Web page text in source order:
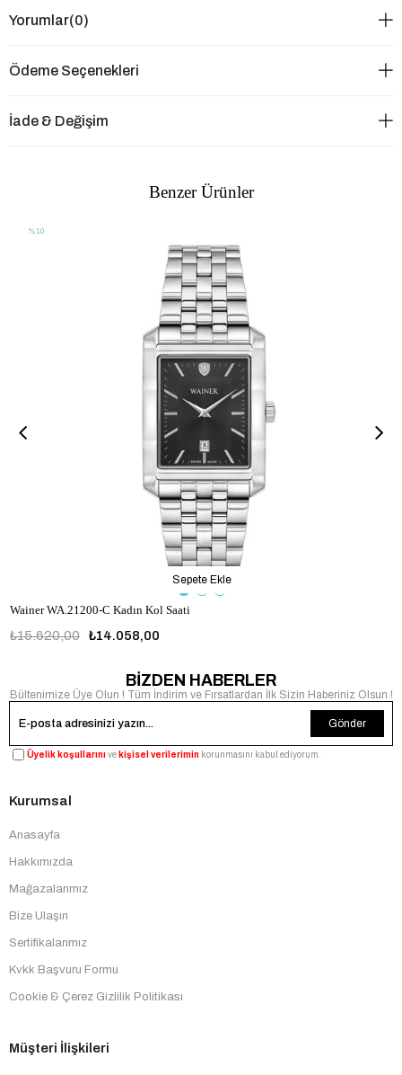
Yorumlar(0)
Ödeme Seçenekleri
İade & Değişim
Benzer Ürünler
Wainer WA.21200-C Kadın Kol Saati
₺14.058,00
₺15.620,00
Sepete Ekle
%10
BİZDEN HABERLER
Bültenimize Üye Olun ! Tüm İndirim ve Fırsatlardan İlk Sizin Haberiniz Olsun !
Gönder
Üyelik koşullarınıve kişisel verilerimin korunmasını kabul ediyorum.
Kurumsal
Anasayfa
Hakkımızda
Mağazalarımız
Bize Ulaşın
Sertifikalarımız
Kvkk Başvuru Formu
Cookie & Çerez Gizlilik Politikası
Müşteri İlişkileri